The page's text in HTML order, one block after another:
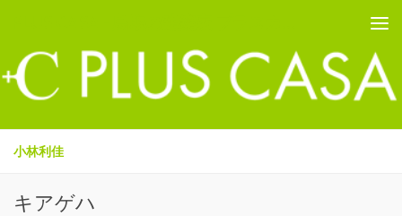
小林利佳
キアゲハ